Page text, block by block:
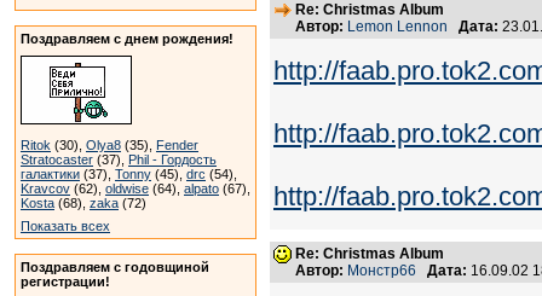
Поздравляем с днем рождения!
Ritok (30), Olya8 (35), Fender
Stratocaster (37), Phil - Гордость
галактики (37), Tonny (45), drc (54),
Kravcov (62), oldwise (64), alpato (67),
Kosta (68), zaka (72)
Показать всех
Поздравляем с годовщиной
регистрации!
Re: Christmas Album
Автор: Lemon Lennon Дата:
http://
http://
http://
Re: Christmas Album
Автор: Монстр66 Дата: 16.09.02